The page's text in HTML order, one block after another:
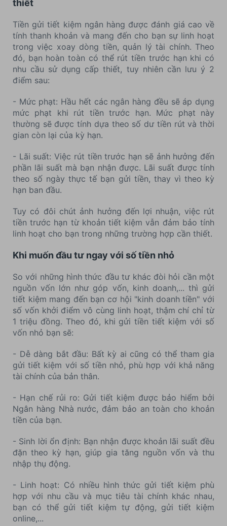
thiết
Tiền gửi tiết kiệm ngân hàng được đánh giá cao về
tính thanh khoản và mang đến cho bạn sự linh hoạt
trong việc xoay dòng tiền, quản lý tài chính. Theo
đó, bạn hoàn toàn có thể rút tiền trước hạn khi có
nhu cầu sử dụng cấp thiết, tuy nhiên cần lưu ý 2
điểm sau:
- Mức phạt: Hầu hết các ngân hàng đều sẽ áp dụng
mức phạt khi rút tiền trước hạn. Mức phạt này
thường sẽ được tính dựa theo số dư tiền rút và thời
gian còn lại của kỳ hạn.
- Lãi suất: Việc rút tiền trước hạn sẽ ảnh hưởng đến
phần lãi suất mà bạn nhận được. Lãi suất được tính
theo số ngày thực tế bạn gửi tiền, thay vì theo kỳ
hạn ban đầu.
Tuy có đôi chút ảnh hưởng đến lợi nhuận, việc rút
tiền trước hạn từ khoản tiết kiệm vẫn đảm bảo tính
linh hoạt cho bạn trong những trường hợp cần thiết.
Khi muốn đầu tư ngay với số tiền nhỏ
So với những hình thức đầu tư khác đòi hỏi cần một
nguồn vốn lớn như góp vốn, kinh doanh,... thì gửi
tiết kiệm mang đến bạn cơ hội "kinh doanh tiền" với
số vốn khởi điểm vô cùng linh hoạt, thậm chí chỉ từ
1 triệu đồng. Theo đó, khi gửi tiền tiết kiệm với số
vốn nhỏ bạn sẽ:
- Dễ dàng bắt đầu: Bất kỳ ai cũng có thể tham gia
gửi tiết kiệm với số tiền nhỏ, phù hợp với khả năng
tài chính của bản thân.
- Hạn chế rủi ro: Gửi tiết kiệm được bảo hiểm bởi
Ngân hàng Nhà nước, đảm bảo an toàn cho khoản
tiền của bạn.
- Sinh lời ổn định: Bạn nhận được khoản lãi suất đều
đặn theo kỳ hạn, giúp gia tăng nguồn vốn và thu
nhập thụ động.
- Linh hoạt: Có nhiều hình thức gửi tiết kiệm phù
hợp với nhu cầu và mục tiêu tài chính khác nhau,
bạn có thể gửi tiết kiệm tự động, gửi tiết kiệm
online,...